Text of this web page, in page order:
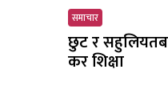
समाचार
छुट र
कर शिक्षा